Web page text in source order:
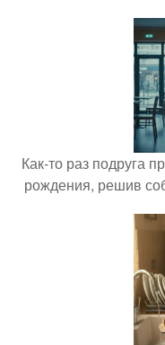
Как-то раз подруга
рождения, решив